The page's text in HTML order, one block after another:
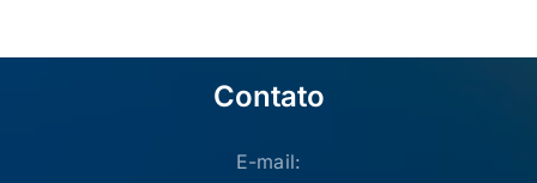
Contato
E-mail: